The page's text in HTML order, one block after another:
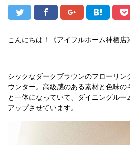
こんにちは！《アイフルホーム神栖店
シックなダークブラウンのフローリン
ウンター。高級感のある素材と色味
と一体になっていて、ダイニングル
アップさせています。